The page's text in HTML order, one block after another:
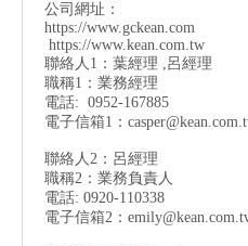
公司網址：
https://www.gckean.com
https://www.kean.com.tw
聯絡人1：葉經理 ,呂經理
職稱1：業務經理
電話: 0952-167885
電子信箱1：
聯絡人2：呂經理
職稱2：業務負責人
電話: 0920-110338
電子信箱2：